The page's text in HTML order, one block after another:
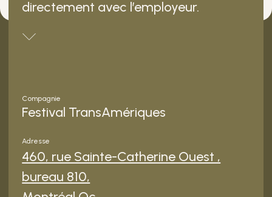
directement avec l’employeur.
Compagnie
Festival TransAmériques
Adresse
460, rue Sainte-Catherine Ouest ,
bureau 810,